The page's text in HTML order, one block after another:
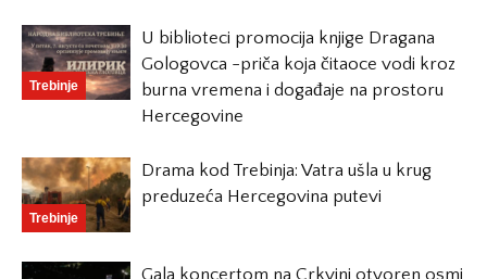
Trebinje
U biblioteci promocija knjige Dragana
Gologovca -priča koja čitaoce vodi kroz
burna vremena i događaje na prostoru
Hercegovine
Trebinje
Drama kod Trebinja: Vatra ušla u krug
preduzeća Hercegovina putevi
Gala koncertom na Crkvini otvoren osmi